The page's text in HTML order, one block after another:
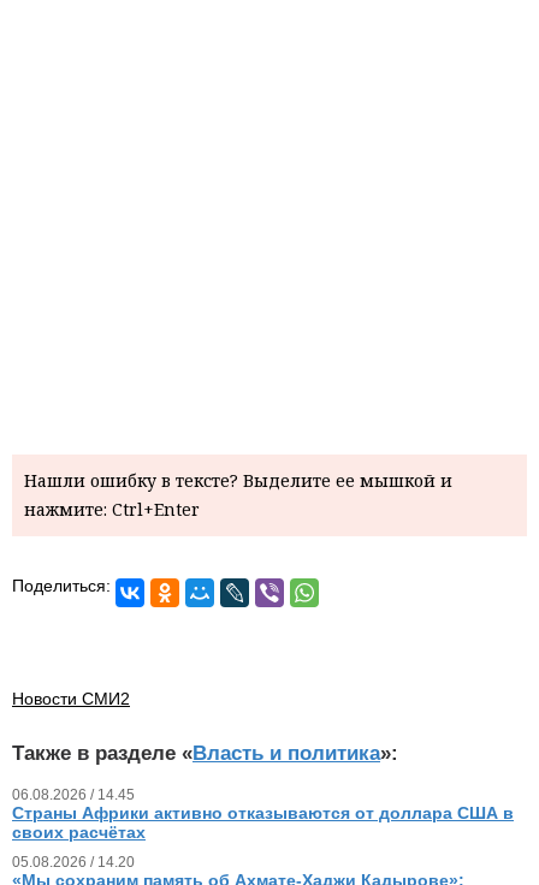
Нашли ошибку в тексте? Выделите ее мышкой и
нажмите: Ctrl+Enter
Поделиться:
Новости СМИ2
Также в разделе «Власть и политика»:
06.08.2026 / 14.45
Страны Африки активно отказываются от доллара США в
своих расчётах
05.08.2026 / 14.20
«Мы сохраним память об Ахмате-Хаджи Кадырове»: